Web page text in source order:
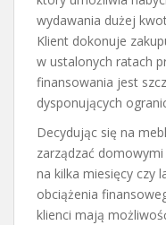
wydawania dużej
Klient dokonuje
w ustalonych ratach
finansowania jest
dysponujących
Decydując się na
zarządzać domowymi
na kilka miesięcy czy
obciążenia
klienci mają